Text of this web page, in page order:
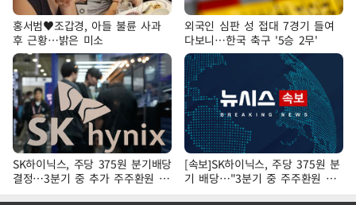
홍서범♥조갑경, 아들 불륜 사과
후 근황…밝은 미소
외국인 심판 성 접대 7경기 들여
다보니…한국 축구 '5승 2무'
SK하이닉스, 주당 375원 분기배당
결정…3분기 중 추가 주주환원 발
표
[속보]SK하이닉스, 주당 375원 분
기 배당…"3분기 중 주주환원 방
안 확정"